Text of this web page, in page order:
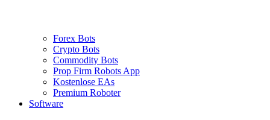
Forex Bots
Crypto Bots
Commodity Bots
Prop Firm Robots App
Kostenlose EAs
Premium Roboter
Software